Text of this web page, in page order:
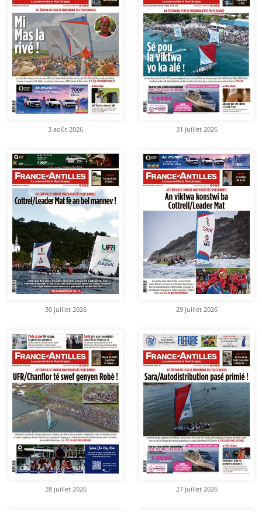
3 août 2026 31 juillet 2026
30 juillet 2026 29 juillet 2026
28 juillet 2026 27 juillet 2026